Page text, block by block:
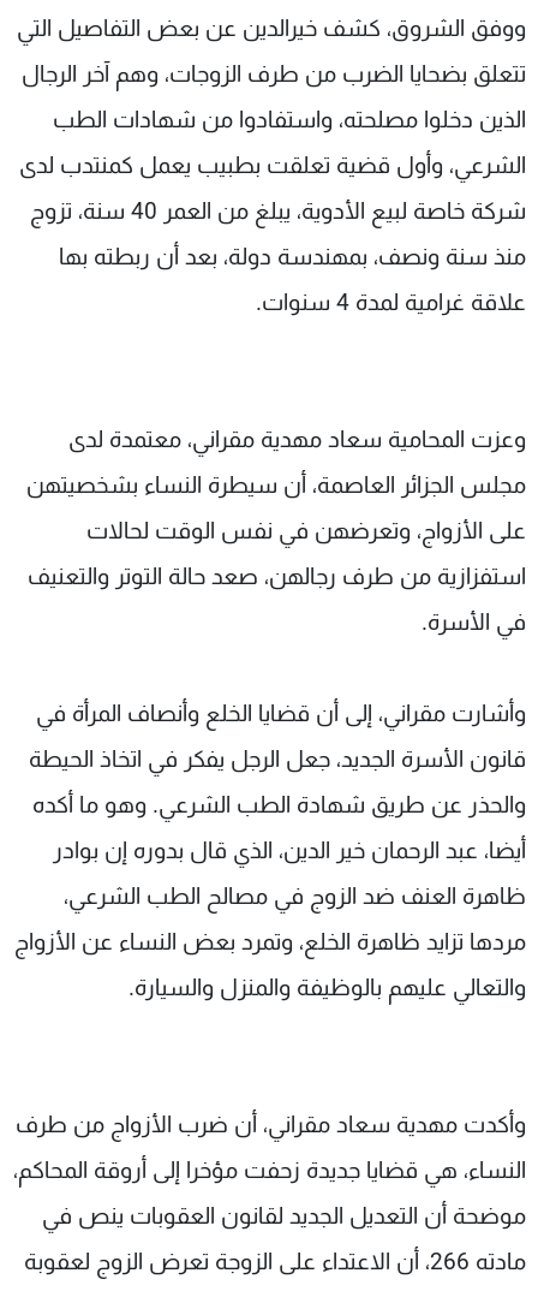
ووفق الشروق، كشف خيرالدين عن بعض التفاصيل التي
تتعلق بضحايا الضرب من طرف الزوجات، وهم آخر الرجال
الذين دخلوا مصلحته، واستفادوا من شهادات الطب
الشرعي، وأول قضية تعلقت بطبيب يعمل كمنتدب لدى
شركة خاصة لبيع الأدوية، يبلغ من العمر 40 سنة، تزوج
منذ سنة ونصف، بمهندسة دولة، بعد أن ربطته بها
علاقة غرامية لمدة 4 سنوات.
وعزت المحامية سعاد مهدية مقراني، معتمدة لدى
مجلس الجزائر العاصمة، أن سيطرة النساء بشخصيتهن
على الأزواج، وتعرضهن في نفس الوقت لحالات
استفزازية من طرف رجالهن، صعد حالة التوتر والتعنيف
في الأسرة.
وأشارت مقراني، إلى أن قضايا الخلع وأنصاف المرأة في
قانون الأسرة الجديد، جعل الرجل يفكر في اتخاذ الحيطة
والحذر عن طريق شهادة الطب الشرعي. وهو ما أكده
أيضا، عبد الرحمان خير الدين، الذي قال بدوره إن بوادر
ظاهرة العنف ضد الزوج في مصالح الطب الشرعي،
مردها تزايد ظاهرة الخلع، وتمرد بعض النساء عن الأزواج
والتعالي عليهم بالوظيفة والمنزل والسيارة.
وأكدت مهدية سعاد مقراني، أن ضرب الأزواج من طرف
النساء، هي قضايا جديدة زحفت مؤخرا إلى أروقة المحاكم،
موضحة أن التعديل الجديد لقانون العقوبات ينص في
مادته 266، أن الاعتداء على الزوجة تعرض الزوج لعقوبة